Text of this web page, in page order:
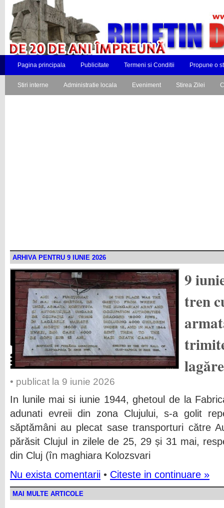
Pagina principala Publicitate Termeni si Conditii Propune o
Stiri interne Administratie locala Eveniment Stirea Zilei
ARHIVA PENTRU 9 IUNIE 2026
9
tren
• publicat la 9 iunie 2026
In lunile mai si iunie 1944, ghetoul de la
adunati evreii din zona Clujului, s-a golit
săptămâni au plecat sase transporturi către
părăsit Clujul in zilele de 25, 29 și 31 mai,
din Cluj (în maghiara Kolozsvari
Nu exista comentarii • Citeste in continuare »
MAI MULTE ARTICOLE